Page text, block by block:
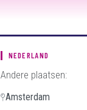
NEDERLAND
Andere plaatsen:
Amsterdam